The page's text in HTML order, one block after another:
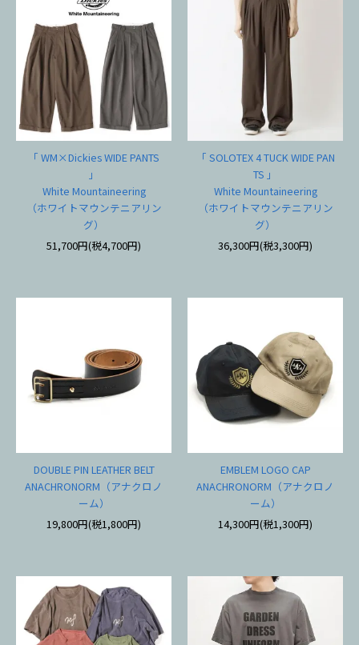
「 WM×Dickies WIDE PANTS
」
White Mountaineering
（ホワイトマウンテニアリン
グ）
51,700円(税4,700円)
「 SOLOTEX 4 TUCK WIDE PAN
TS 」
White Mountaineering
（ホワイトマウンテニアリン
グ）
36,300円(税3,300円)
DOUBLE PIN LEATHER BELT
ANACHRONORM（アナクロノ
ーム）
19,800円(税1,800円)
EMBLEM LOGO CAP
ANACHRONORM（アナクロノ
ーム）
14,300円(税1,300円)